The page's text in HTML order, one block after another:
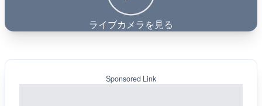
ライブカメラを見る
Sponsored Link